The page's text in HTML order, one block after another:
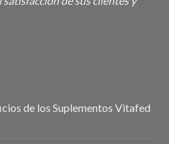
de los Suplementos Vitafed